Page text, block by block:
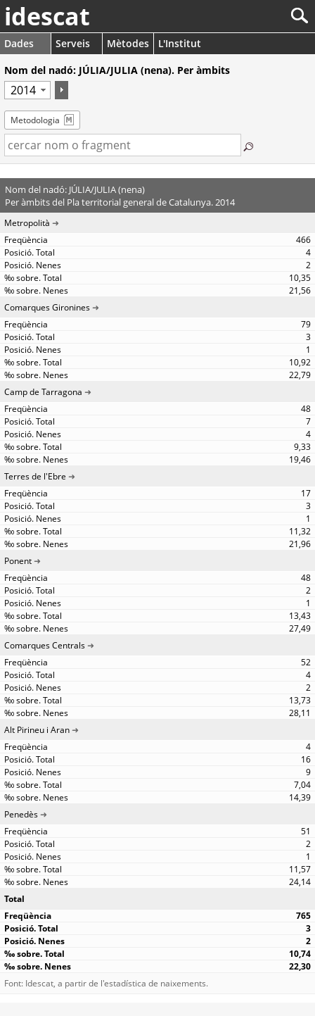
idescat
Dades Serveis Mètodes
L'Institut
Nom del nadó: JÚLIA/JULIA (nena). Per àmbits
Metodologia
Nom del nadó: JÚLIA/JULIA (nena)
Per àmbits del Pla territorial general de Catalunya. 2014
Metropolità
466
4
2
10,35
21,56
Comarques Gironines
79
3
1
10,92
22,79
Camp de Tarragona
48
7
4
9,33
19,46
Terres de l'Ebre
17
3
1
11,32
21,96
Ponent
48
2
1
13,43
27,49
Comarques Centrals
52
4
2
13,73
28,11
Alt Pirineu i Aran
4
16
9
7,04
14,39
Penedès
51
2
1
11,57
24,14
Total
765
3
2
10,74
22,30
Font: Idescat, a partir de l'estadística de naixements.